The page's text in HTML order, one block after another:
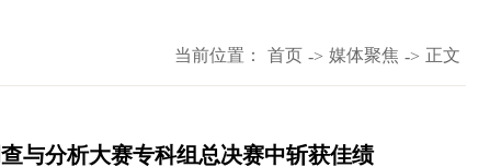
当前位置： 首页 -> 媒体聚焦 -> 正文
与分析大赛专科组总决赛中斩获佳绩